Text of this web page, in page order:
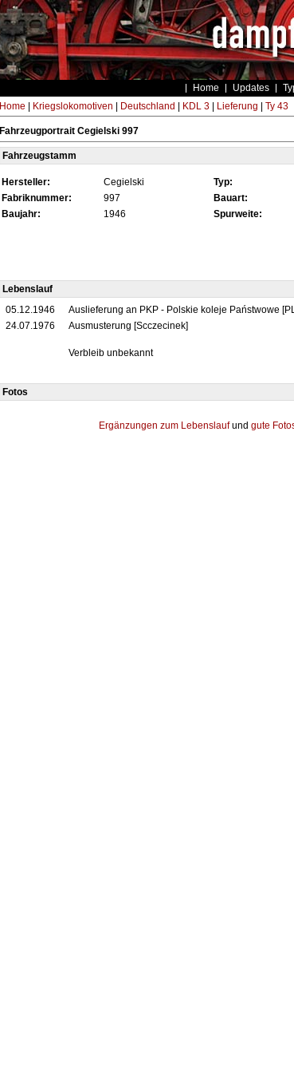
Home Updates
Home Kriegslokomotiven Deutschland KDL 3| Lieferung Ty 43
Fahrzeugportrait Cegielski 997
Fahrzeugstamm
Hersteller: Cegielski Typ:
Fabriknummer:
997 Bauart:
Baujahr:
1946 Spurweite:
Lebenslauf
05.12.1946
Auslieferung an PKP - Polskie koleje Państwowe
24.07.1976
Ausmusterung [Scczecinek]
Verbleib unbekannt
Fotos
Ergänzungen zum Lebenslaufund gute